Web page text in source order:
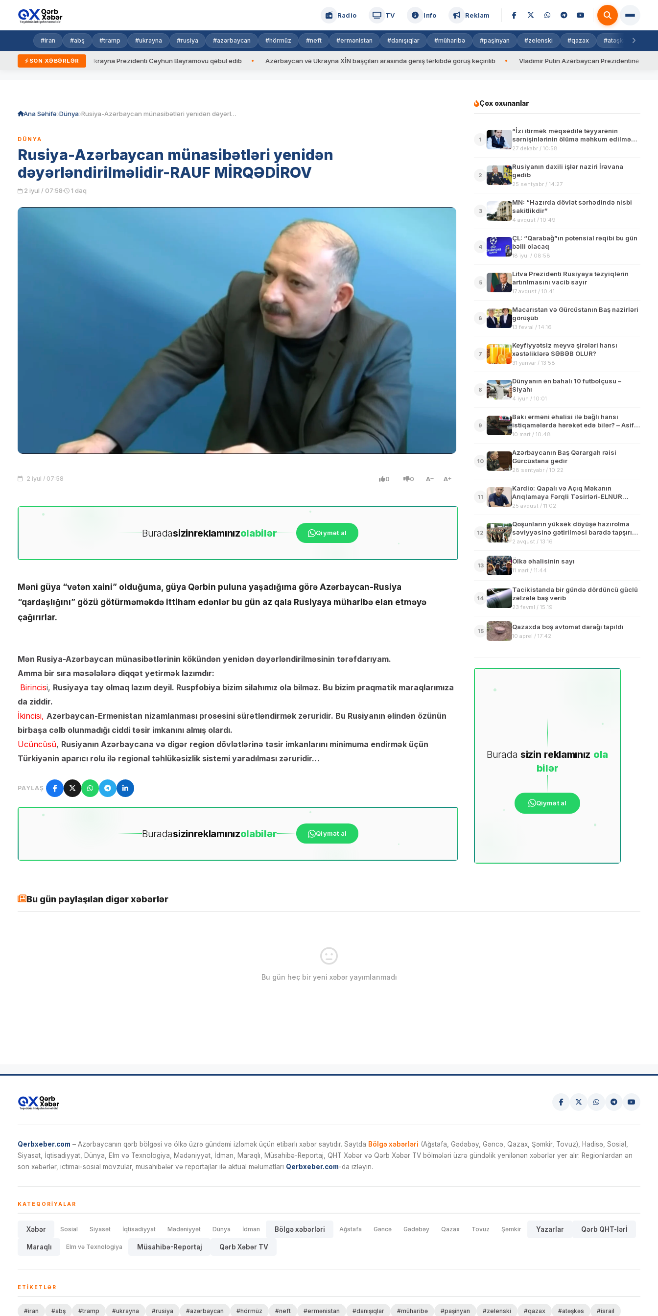
Radio TV Info Reklam
#iran #abş #tramp #ukrayna #rusiya #azərbaycan #hörmüz #neft #ermənistan #danışıqlar #müharibə #paşinyan #zelenski #qazax #atəşkəs
SON XƏBƏRLƏR
yeni qaydalar Ukrayna Prezidenti Ceyhun Bayramovu qəbul edib Azərbaycan və Ukrayna XİN başçıları arasında geniş tərkibdə görüş keçirilib Vladimir Putin Azərbaycan Prezidentinə zəng edib
Ana Səhifə Dünya Rusiya-Azərbaycan münasibətləri yenidən dəyərləndirilməlidir-RAUF MİRQƏDİROV
DÜNYA
Rusiya-Azərbaycan münasibətləri yenidən
dəyərləndirilməlidir-RAUF MİRQƏDİROV
2 iyul / 07:58 1 dəq
2 iyul / 07:58 0 0 A A
Buradasizinreklamınızolabilər Qiymət al
Məni güya “vətən xaini” olduğuma, güya Qərbin puluna yaşadığıma görə Azərbaycan-Rusiya
“qardaşlığını” gözü götürməməkdə ittiham edənlər bu gün az qala Rusiyaya müharibə elan etməyə
çağırırlar.
Mən Rusiya-Azərbaycan münasibətlərinin kökündən yenidən dəyərləndirilməsinin tərəfdarıyam.
Amma bir sıra məsələlərə diqqət yetirmək lazımdır:
Birincisi, Rusiyaya tay olmaq lazım deyil. Ruspfobiya bizim silahımız ola bilməz. Bu bizim praqmatik maraqlarımıza
da ziddir.
İkincisi, Azərbaycan-Ermənistan nizamlanması prosesini sürətləndirmək zəruridir. Bu Rusiyanın əlindən özünün
birbaşa cəlb olunmadığı ciddi təsir imkanını almış olardı.
Ücüncüsü, Rusiyanın Azərbaycana və digər region dövlətlərinə təsir imkanlarını minimuma endirmək üçün
Türkiyənin aparıcı rolu ilə regional təhlükəsizlik sistemi yaradılması zəruridir…
PAYLAŞ
Buradasizinreklamınızolabilər Qiymət al
Çox oxunanlar
1
“İzi itirmək məqsədilə təyyarənin
sərnişinlərinin ölümə məhkum edilməsi
beynəlxalq cinayətdir”-Elxan Şahinoğlu
27 dekabr / 10:58
2
Rusiyanın daxili işlər naziri İrəvana
gedib
25 sentyabr / 14:27
3
MN: “Hazırda dövlət sərhədində nisbi
sakitlikdir”
4 avqust / 10:49
4
ÇL: “Qarabağ”ın potensial rəqibi bu gün
bəlli olacaq
18 iyul / 08:58
5
Litva Prezidenti Rusiyaya təzyiqlərin
artırılmasını vacib sayır
17 avqust / 10:41
6
Macarıstan və Gürcüstanın Baş nazirləri
görüşüb
13 fevral / 14:16
7
Keyfiyyətsiz meyvə şirələri hansı
xəstəliklərə SƏBƏB OLUR?
31 yanvar / 13:58
8
Dünyanın ən bahalı 10 futbolçusu –
Siyahı
4 iyun / 10:01
9
Bakı erməni əhalisi ilə bağlı hansı
istiqamələrdə hərəkət edə bilər? – Asif
Nərimanlı
10 mart / 10:48
10
Azərbaycanın Baş Qərargah rəisi
Gürcüstana gedir
28 sentyabr / 10:22
11
Kardio: Qapalı və Açıq Məkanın
Arıqlamaya Fərqli Təsirləri-ELNUR
NEMƏTOVUN yazısı
25 avqust / 11:02
12
Qoşunların yüksək döyüşə hazırolma
səviyyəsinə gətirilməsi barədə tapşırıq
verilib
2 avqust / 13:16
13
Ölkə əhalisinin sayı
11 mart / 11:44
14
Tacikistanda bir gündə dördüncü güclü
zəlzələ baş verib
23 fevral / 15:19
15
Qazaxda boş avtomat darağı tapıldı
10 aprel / 17:42
Burada sizin reklamınız ola
bilər
Qiymət al
Bu gün paylaşılan digər xəbərlər
Bu gün heç bir yeni xəbər yayımlanmadı
Qerbxeber.com – Azərbaycanın qərb bölgəsi və ölkə üzrə gündəmi izləmək üçün etibarlı xəbər saytıdır. Saytda Bölgə xəbərləri (Ağstafa, Gədəbəy, Gəncə, Qazax, Şəmkir, Tovuz), Hadisə, Sosial,
Siyasət, İqtisadiyyat, Dünya, Elm və Texnologiya, Mədəniyyət, İdman, Maraqlı, Müsahibə-Reportaj, QHT Xəbər və Qərb Xəbər TV bölmələri üzrə gündəlik yenilənən xəbərlər yer alır. Regionlardan ən
son xəbərlər, ictimai-sosial mövzular, müsahibələr və reportajlar ilə aktual məlumatları Qerbxeber.com-da izləyin.
KATEQORIYALAR
Xəbər Sosial Siyasət İqtisadiyyat Mədəniyyət Dünya İdman Bölgə xəbərləri Ağstafa Gəncə Gədəbəy Qazax Tovuz Şəmkir Yazarlar Qərb QHT-lərİ
Maraqlı Elm və Texnologiya Müsahibə-Reportaj Qərb Xəbər TV
ETIKETLƏR
#iran #abş #tramp #ukrayna #rusiya #azərbaycan #hörmüz #neft #ermənistan #danışıqlar #müharibə #paşinyan #zelenski #qazax #atəşkəs #israil